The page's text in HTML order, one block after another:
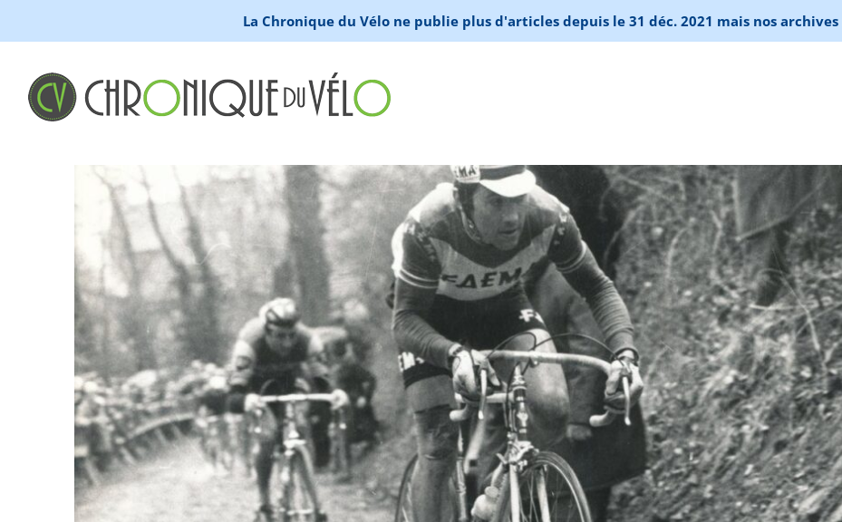
La Chronique du Vélo ne publie plus d'articles depuis le 31 déc. 2021 mais nos